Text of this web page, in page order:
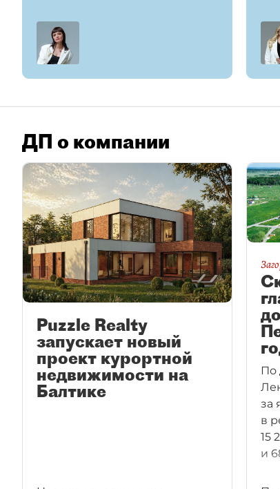
ДП о компании
Puzzle Realty
запускает новый
проект курортной
недвижимости на
Балтике
По
за
в
15
и